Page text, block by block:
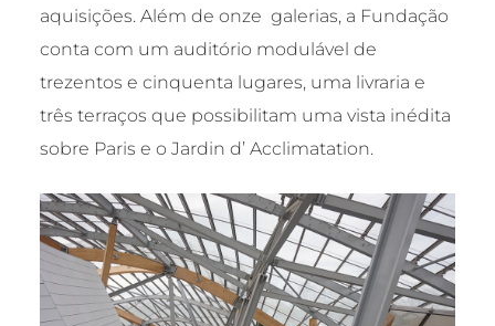
aquisições. Além de onze galerias, a Fundação
conta com um auditório modulável de
trezentos e cinquenta lugares, uma livraria e
três terraços que possibilitam uma vista inédita
sobre Paris e o Jardin d’ Acclimatation.